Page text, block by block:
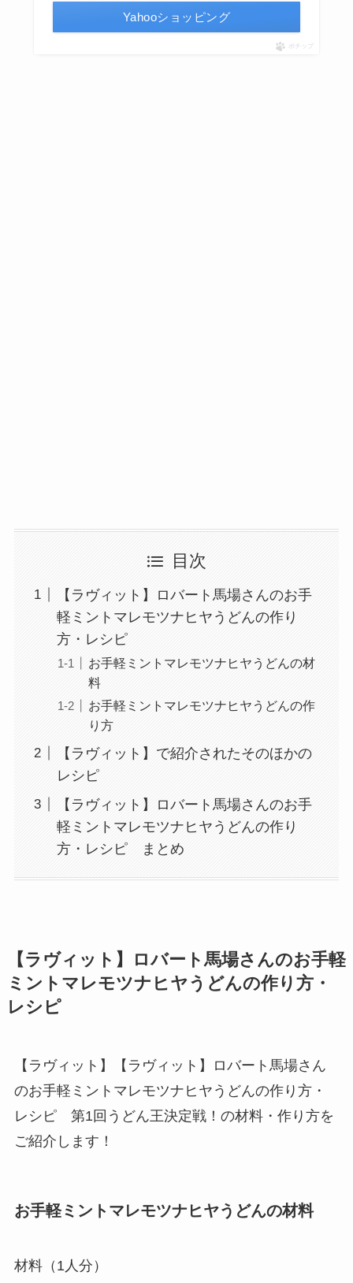
Yahooショッピング
ポチップ
目次
【ラヴィット】ロバート馬場さんのお手
軽ミントマレモツナヒヤうどんの作り
方・レシピ
お手軽ミントマレモツナヒヤうどんの材
料
お手軽ミントマレモツナヒヤうどんの作
り方
【ラヴィット】で紹介されたそのほかの
レシピ
【ラヴィット】ロバート馬場さんのお手
軽ミントマレモツナヒヤうどんの作り
方・レシピ まとめ
【ラヴィット】ロバート馬場さんのお手軽
ミントマレモツナヒヤうどんの作り方・
レシピ
【ラヴィット】【ラヴィット】ロバート馬場さん
のお手軽ミントマレモツナヒヤうどんの作り方・
レシピ 第1回うどん王決定戦！の材料・作り方を
ご紹介します！
お手軽ミントマレモツナヒヤうどんの材料
材料（1人分）